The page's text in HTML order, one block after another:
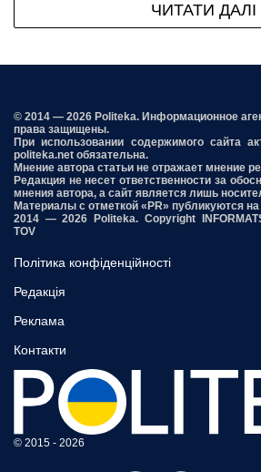
ЧИТАТИ ДАЛІ
© 2014 — 2026 Politeka. Информационное
права защищены.
При использовании содержимого сайта
politeka.net обязательна.
Мнение автора статьи не отражает мнение
Редакция не несет ответственности за
мнения автора, а сайт является лишь
Материалы с отметкой «PR» публикуются
2014 — 2026 Politeka. Copyright
TOV
Політика конфіденційності
Редакція
Реклама
Контакти
© 2015 - 2026